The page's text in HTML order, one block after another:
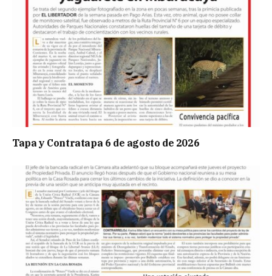
Tapa y Contratapa 6 de agosto de 2026